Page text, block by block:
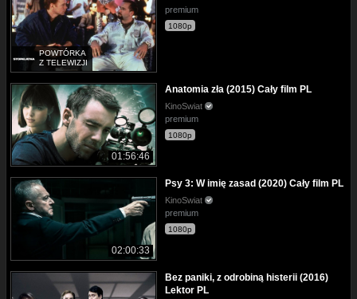
POWTÓRKA
Z TELEWIZJI
premium
1080p
01:56:46
Anatomia zła (2015) Cały film PL
KinoSwiat
premium
1080p
02:00:33
Psy 3: W imię zasad (2020) Cały film PL
KinoSwiat
premium
1080p
Bez paniki, z odrobiną histerii (2016)
Lektor PL